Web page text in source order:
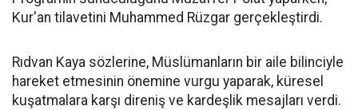
Kur'an tilavetini Muhammed Rüzgar gerçekleştirdi.
Rıdvan Kaya sözlerine, Müslümanların bir aile bilinciyle
hareket etmesinin önemine vurgu yaparak, küresel
kuşatmalara karşı direniş ve kardeşlik mesajları verdi.